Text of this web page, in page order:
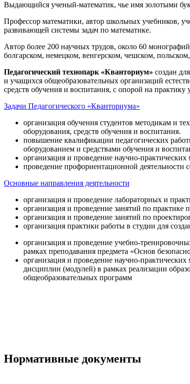
Выдающийся ученый-математик, чье имя золотыми
Профессор математики, автор школьных учебников,
развивающей системы задач по математике.
Автор более 200 научных трудов, около 60
болгарском, немецком, венгерском, чешском,
Педагогический технопарк «Кванториум» создан для
и учащихся общеобразовательных организаций
средств обучения и воспитания, с опорой на
Задачи Педагогического «Кванториума»
организация обучения студентов методикам и
оборудования, средств обучения и воспитания.
повышение квалификации педагогических
оборудованием и средствами обучения и
организация и проведение научно-
проведение профориентационной
Основные направления деятельности
организация и проведение лабораторных и
организация и проведение занятий по
организация и проведение занятий по
организация практики работы в студии для
организация и проведение учебно-
рамках преподавания предмета «Основ
организация и проведение научно-
дисциплин (модулей) в рамках реализации
общеобразовательных программ
Нормативные документы